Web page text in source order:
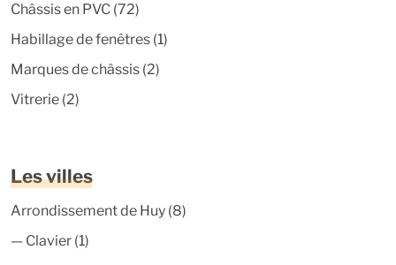
Châssis en PVC (72)
Habillage de fenêtres (1)
Marques de châssis (2)
Vitrerie (2)
Les villes
Arrondissement de Huy (8)
— Clavier (1)